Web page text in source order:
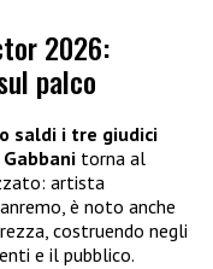
2026:
palco
saldi i tre giudici
Gabbani torna al
artista
è noto anche
costruendo negli
e il pubblico.